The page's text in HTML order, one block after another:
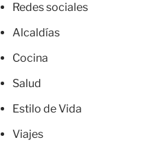
Redes sociales
Alcaldías
Cocina
Salud
Estilo de Vida
Viajes